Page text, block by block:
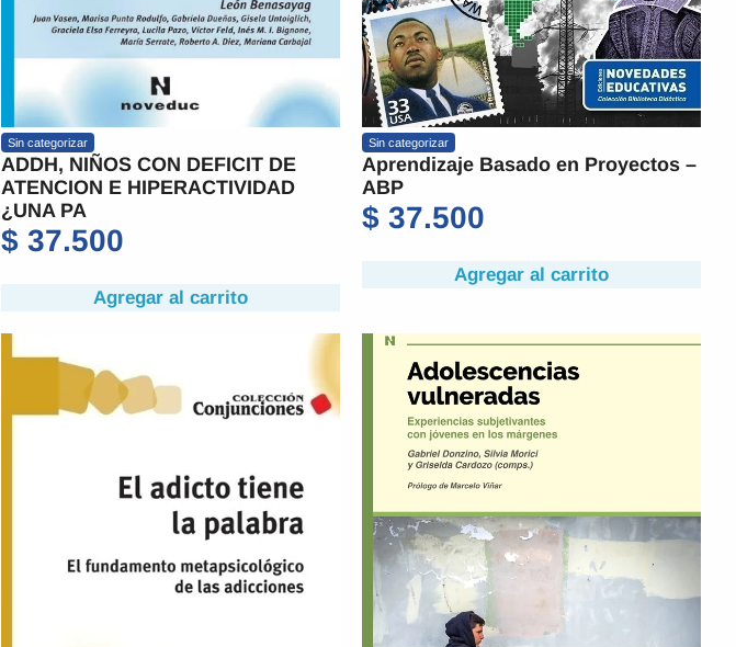
Sin categorizar
ADDH, NIÑOS CON DEFICIT DE
ATENCION E HIPERACTIVIDAD
¿UNA PA
$ 37.500
Agregar al carrito
Sin categorizar
Aprendizaje Basado en Proyectos –
ABP
$ 37.500
Agregar al carrito